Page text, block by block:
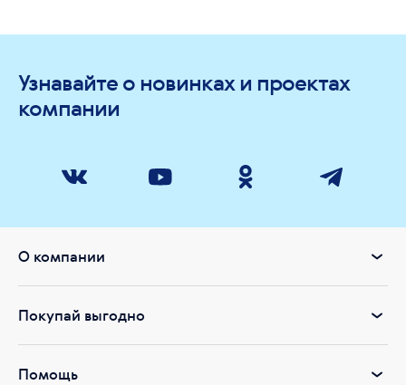
Узнавайте о новинках и проектах
компании
О компании
Покупай выгодно
Помощь